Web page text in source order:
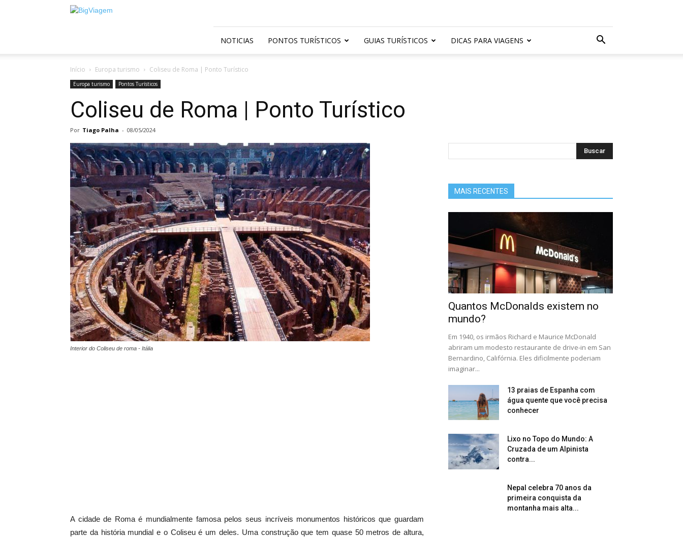
BigViagem
NOTICIAS PONTOS TURÍSTICOS GUIAS TURÍSTICOS DICAS PARA VIAGENS
Início Europa turismo Coliseu de Roma | Ponto Turístico
Europa turismo Pontos Turísticos
Coliseu de Roma | Ponto Turístico
Por Tiago Palha - 08/05/2024
Interior do Coliseu de roma - Itália
A cidade de Roma é mundialmente famosa pelos seus incríveis monumentos históricos que guardam
parte da história mundial e o Coliseu é um deles. Uma construção que tem quase 50 metros de altura,
MAIS RECENTES
Quantos McDonalds existem no
mundo?
Em 1940, os irmãos Richard e Maurice McDonald
abriram um modesto restaurante de drive-in em San
Bernardino, Califórnia. Eles dificilmente poderiam
imaginar...
13 praias de Espanha com
água quente que você precisa
conhecer
Lixo no Topo do Mundo: A
Cruzada de um Alpinista
contra...
Nepal celebra 70 anos da
primeira conquista da
montanha mais alta...